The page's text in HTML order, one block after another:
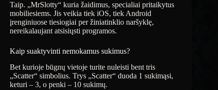
Taip. „MrSlotty“ kuria žaidimus, specialiai pritaikytus
mobiliesiems. Jis veikia tiek iOS, tiek Android
įrenginiuose tiesiogiai per žiniatinklio naršyklę,
nereikalaujant atsisiųsti programos.
Kaip suaktyvinti nemokamus sukimus?
Bet kurioje būgnų vietoje turite nuleisti bent tris
„Scatter“ simbolius. Trys „Scatter“ duoda 1 sukimąsi,
keturi – 3, o penki – 10 sukimų.